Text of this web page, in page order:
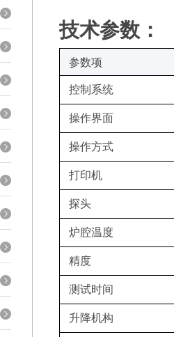
技术参数：
‌参数项‌
控制系统
操作界面
操作方式
打印机
探头
炉腔温度
精度
测试时间
升降机构